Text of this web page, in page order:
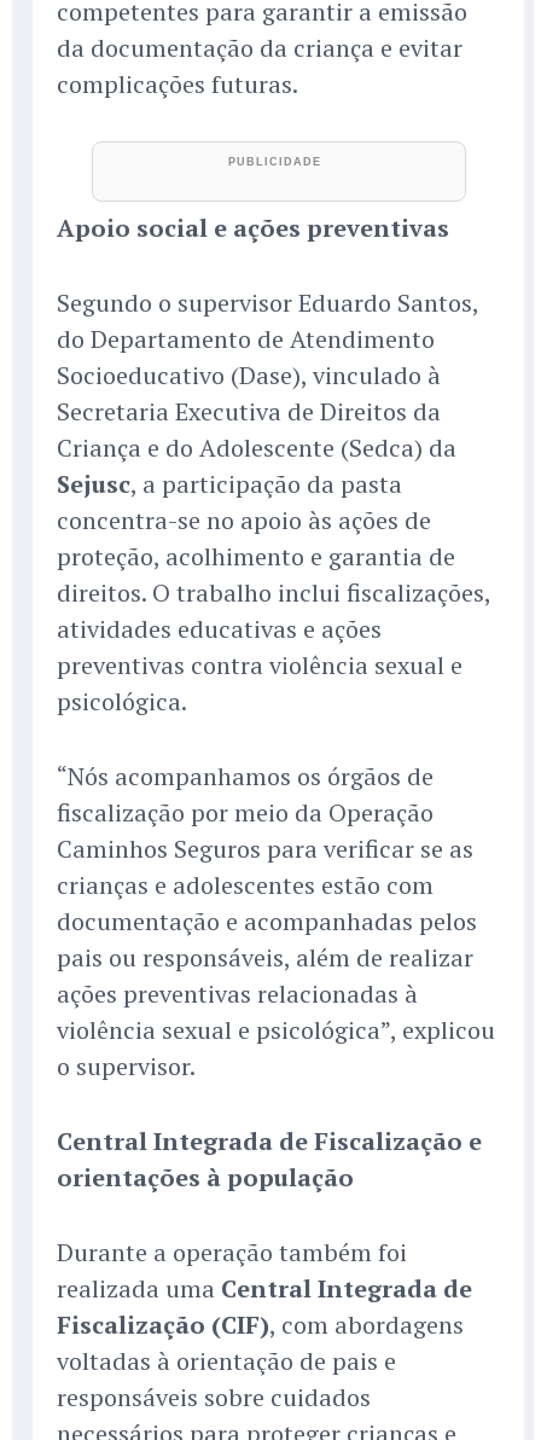
competentes para garantir a emissão
da documentação da criança e evitar
complicações futuras.
Apoio social e ações preventivas
Segundo o supervisor Eduardo Santos,
do Departamento de Atendimento
Socioeducativo (Dase), vinculado à
Secretaria Executiva de Direitos da
Criança e do Adolescente (Sedca) da
Sejusc, a participação da pasta
concentra-se no apoio às ações de
proteção, acolhimento e garantia de
direitos. O trabalho inclui fiscalizações,
atividades educativas e ações
preventivas contra violência sexual e
psicológica.
“Nós acompanhamos os órgãos de
fiscalização por meio da Operação
Caminhos Seguros para verificar se as
crianças e adolescentes estão com
documentação e acompanhadas pelos
pais ou responsáveis, além de realizar
ações preventivas relacionadas à
violência sexual e psicológica”, explicou
o supervisor.
Central Integrada de Fiscalização e
orientações à população
Durante a operação também foi
realizada uma Central Integrada de
Fiscalização (CIF), com abordagens
voltadas à orientação de pais e
responsáveis sobre cuidados
necessários para proteger crianças e